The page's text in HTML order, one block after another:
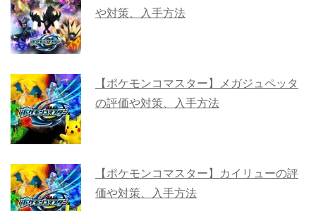
や対策、入手方法
【ポケモンコマスター】メガジュペッタ
の評価や対策、入手方法
【ポケモンコマスター】カイリューの評
価や対策、入手方法